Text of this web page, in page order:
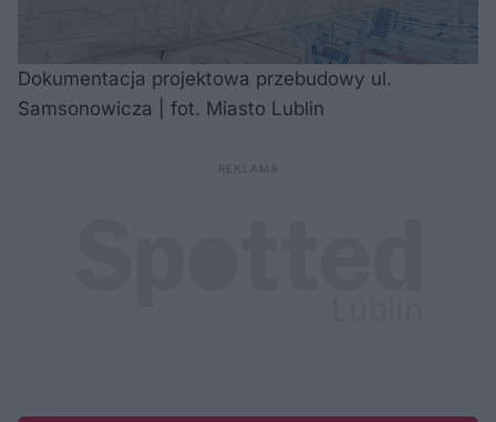
Dokumentacja projektowa przebudowy ul.
Samsonowicza | fot. Miasto Lublin